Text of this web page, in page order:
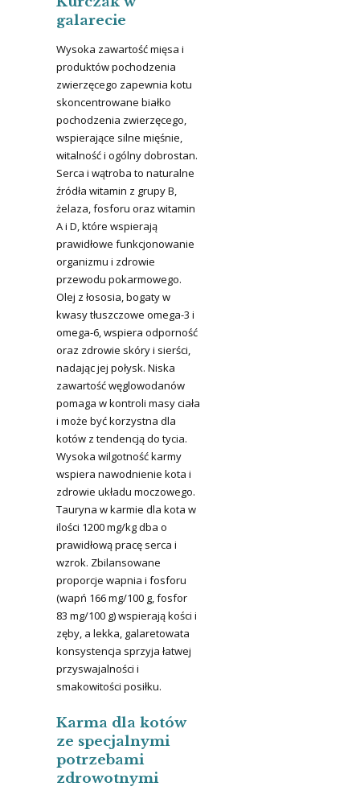
galarecie
Wysoka zawartość mięsa i
produktów pochodzenia
zwierzęcego zapewnia kotu
skoncentrowane białko
pochodzenia zwierzęcego,
wspierające silne mięśnie,
witalność i ogólny dobrostan.
Serca i wątroba to naturalne
źródła witamin z grupy B,
żelaza, fosforu oraz witamin
A i D, które wspierają
prawidłowe funkcjonowanie
organizmu i zdrowie
przewodu pokarmowego.
Olej z łososia, bogaty w
kwasy tłuszczowe omega-3 i
omega-6, wspiera odporność
oraz zdrowie skóry i sierści,
nadając jej połysk. Niska
zawartość węglowodanów
pomaga w kontroli masy ciała
i może być korzystna dla
kotów z tendencją do tycia.
Wysoka wilgotność karmy
wspiera nawodnienie kota i
zdrowie układu moczowego.
Tauryna w karmie dla kota w
ilości 1200 mg/kg dba o
prawidłową pracę serca i
wzrok. Zbilansowane
proporcje wapnia i fosforu
(wapń 166 mg/100 g, fosfor
83 mg/100 g) wspierają kości i
zęby, a lekka, galaretowata
konsystencja sprzyja łatwej
przyswajalności i
smakowitości posiłku.
Karma dla kotów
ze specjalnymi
potrzebami
zdrowotnymi